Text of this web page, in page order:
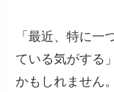
「最近、特に一
ている気がする
かもしれません。